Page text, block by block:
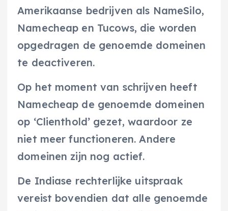
Amerikaanse bedrijven als NameSilo,
Namecheap en Tucows, die worden
opgedragen de genoemde domeinen
te deactiveren.
Op het moment van schrijven heeft
Namecheap de genoemde domeinen
op ‘Clienthold’ gezet, waardoor ze
niet meer functioneren. Andere
domeinen zijn nog actief.
De Indiase rechterlijke uitspraak
vereist bovendien dat alle genoemde